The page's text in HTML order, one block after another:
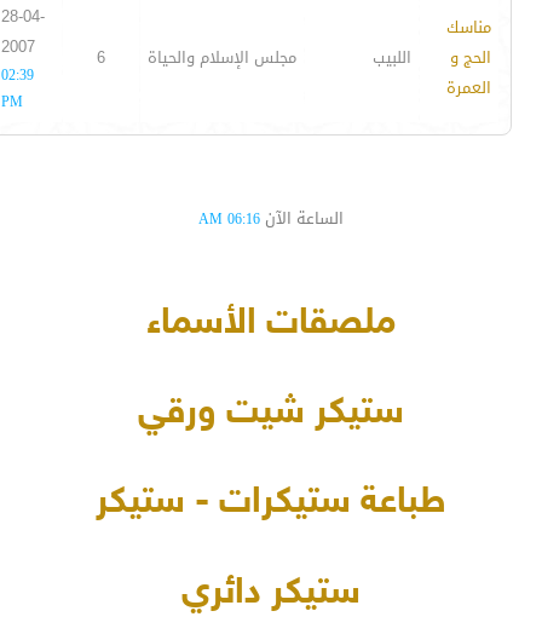
مناسك
الحج و
العمرة
اللبيب مجلس الإسلام والحياة 6
28-04-
2007
02:39
PM
الساعة الآن 06:16 AM
ملصقات الأسماء
ستيكر شيت ورقي
طباعة ستيكرات - ستيكر
ستيكر دائري